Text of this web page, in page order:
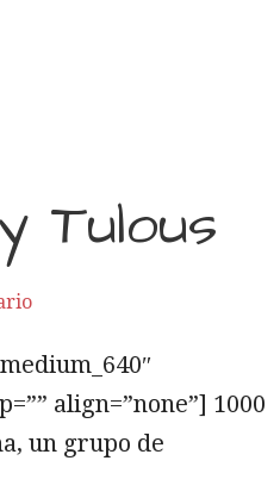
Tulous
align=”none”] 1000
un grupo de